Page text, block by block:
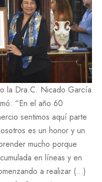
la Dra.C. Nicado García
“En el año 60
sentimos aquí parte
es un honor y un
mucho porque
en líneas y en
a realizar (…)